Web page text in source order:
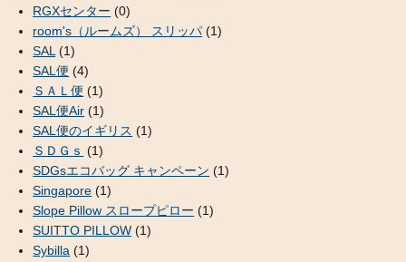
RGXセンター (0)
room's（ルームズ） スリッパ (1)
SAL (1)
SAL便 (4)
ＳＡＬ便 (1)
SAL便Air (1)
SAL便のイギリス (1)
ＳＤＧｓ (1)
SDGsエコバッグ キャンペーン (1)
Singapore (1)
Slope Pillow スロープピロー (1)
SUITTO PILLOW (1)
Sybilla (1)